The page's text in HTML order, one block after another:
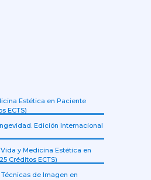
Estética en Paciente
ECTS)
Edición Internacional
y Medicina Estética en
Créditos ECTS)
de Imagen en